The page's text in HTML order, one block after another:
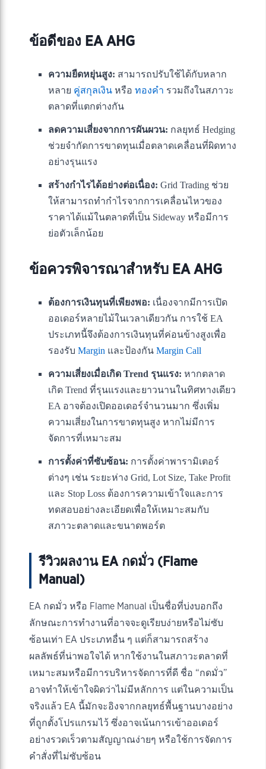
ข้อดีของ EA AHG
ความยืดหยุ่นสูง: สามารถปรับใช้ได้กับหลาก
หลาย คู่สกุลเงิน หรือ ทองคำ รวมถึงในสภาวะ
ตลาดที่แตกต่างกัน
ลดความเสี่ยงจากการผันผวน: กลยุทธ์ Hedging
ช่วยจำกัดการขาดทุนเมื่อตลาดเคลื่อนที่ผิดทาง
อย่างรุนแรง
สร้างกำไรได้อย่างต่อเนื่อง: Grid Trading ช่วย
ให้สามารถทำกำไรจากการเคลื่อนไหวของ
ราคาได้แม้ในตลาดที่เป็น Sideway หรือมีการ
ย่อตัวเล็กน้อย
ข้อควรพิจารณาสำหรับ EA AHG
ต้องการเงินทุนที่เพียงพอ: เนื่องจากมีการเปิด
ออเดอร์หลายไม้ในเวลาเดียวกัน การใช้ EA
ประเภทนี้จึงต้องการเงินทุนที่ค่อนข้างสูงเพื่อ
รองรับ Margin และป้องกัน Margin Call
ความเสี่ยงเมื่อเกิด Trend รุนแรง: หากตลาด
เกิด Trend ที่รุนแรงและยาวนานในทิศทางเดียว
EA อาจต้องเปิดออเดอร์จำนวนมาก ซึ่งเพิ่ม
ความเสี่ยงในการขาดทุนสูง หากไม่มีการ
จัดการที่เหมาะสม
การตั้งค่าที่ซับซ้อน: การตั้งค่าพารามิเตอร์
ต่างๆ เช่น ระยะห่าง Grid, Lot Size, Take Profit
และ Stop Loss ต้องการความเข้าใจและการ
ทดสอบอย่างละเอียดเพื่อให้เหมาะสมกับ
สภาวะตลาดและขนาดพอร์ต
รีวิวผลงาน EA กดมั่ว (Flame
Manual)
EA กดมั่ว หรือ Flame Manual เป็นชื่อที่บ่งบอกถึง
ลักษณะการทำงานที่อาจจะดูเรียบง่ายหรือไม่ซับ
ซ้อนเท่า EA ประเภทอื่น ๆ แต่ก็สามารถสร้าง
ผลลัพธ์ที่น่าพอใจได้ หากใช้งานในสภาวะตลาดที่
เหมาะสมหรือมีการบริหารจัดการที่ดี ชื่อ “กดมั่ว”
อาจทำให้เข้าใจผิดว่าไม่มีหลักการ แต่ในความเป็น
จริงแล้ว EA นี้มักจะอิงจากกลยุทธ์พื้นฐานบางอย่าง
ที่ถูกตั้งโปรแกรมไว้ ซึ่งอาจเน้นการเข้าออเดอร์
อย่างรวดเร็วตามสัญญาณง่ายๆ หรือใช้การจัดการ
คำสั่งที่ไม่ซับซ้อน